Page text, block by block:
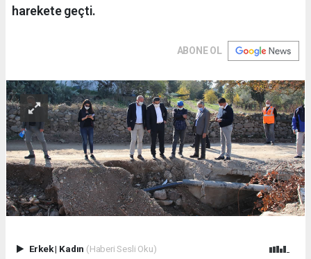
harekete geçti.
ABONE OL
Erkek| Kadın (Haberi Sesli Oku)